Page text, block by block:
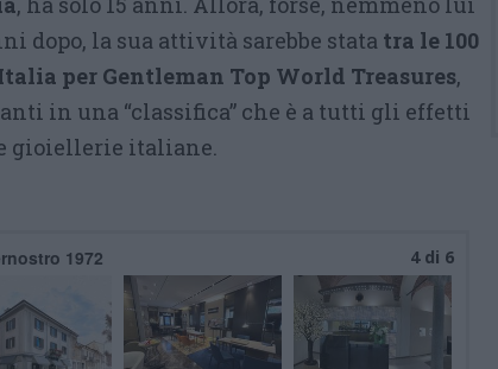
dopo, la sua attività sarebbe stata tra le 100
per Gentleman Top World Treasures,
in una “classifica” che è a tutti gli effetti
gioiellerie italiane.
1972 4 di 6